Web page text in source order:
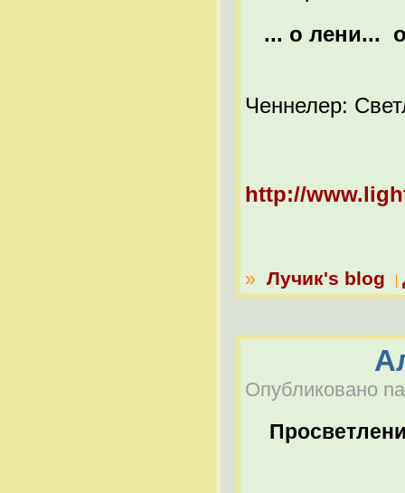
... о лени...
Ченнелер:
http://
» Лучик's blog
Опубликовано